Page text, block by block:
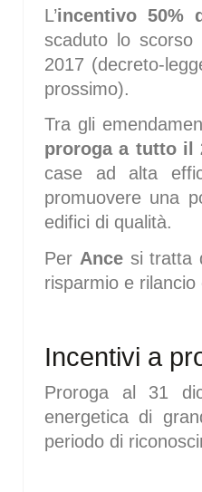
L’incentivo 50%
scaduto lo scorso
2017 (decreto-
prossimo).
Tra gli
proroga a tutto il
case ad alta
promuovere una
edifici di qualità.
Per Ancesi tratta
risparmio e
Incentivi a
Proroga al 31
energetica di
periodo di